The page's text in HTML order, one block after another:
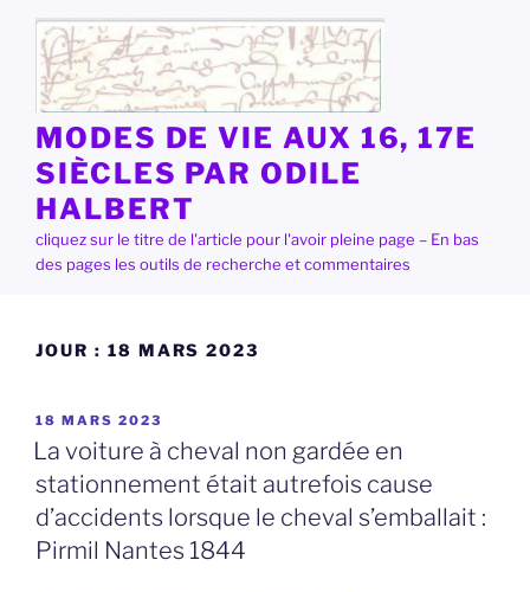
contenu
principal
MODES DE VIE AUX 16, 17E
SIÈCLES PAR ODILE
HALBERT
cliquez sur le titre de l'article pour l'avoir pleine page – En bas
des pages les outils de recherche et commentaires
JOUR : 18 MARS 2023
PUBLIÉ
LE
18 MARS 2023
La voiture à cheval non gardée en
stationnement était autrefois cause
d’accidents lorsque le cheval s’emballait :
Pirmil Nantes 1844